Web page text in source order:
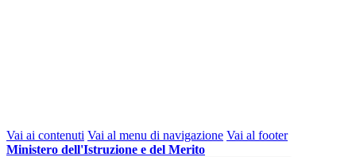
Vai ai contenuti Vai al menu di navigazione Vai al footer
Ministero dell'Istruzione e del Merito